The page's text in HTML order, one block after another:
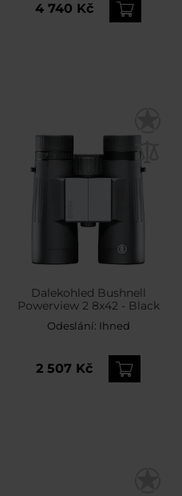
4 740 Kč
Dalekohled Bushnell
Powerview 2 8x42 - Black
Odeslání: Ihned
2 507 Kč